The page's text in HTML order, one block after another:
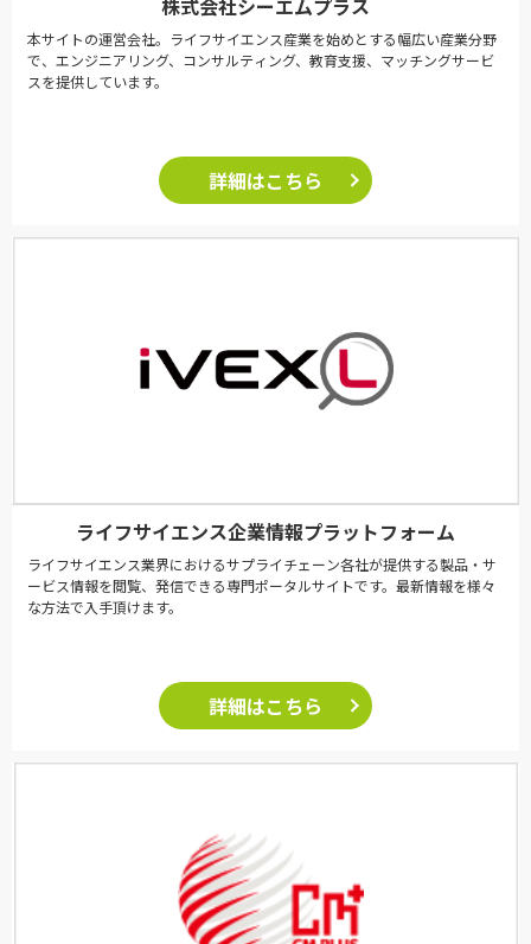
株式会社シーエムプラス
本サイトの運営会社。ライフサイエンス産業を始めとする幅広い産業分野
で、エンジニアリング、コンサルティング、教育支援、マッチングサービ
スを提供しています。
詳細はこちら
ライフサイエンス企業情報プラットフォーム
ライフサイエンス業界におけるサプライチェーン各社が提供する製品・サ
ービス情報を閲覧、発信できる専門ポータルサイトです。最新情報を様々
な方法で入手頂けます。
詳細はこちら